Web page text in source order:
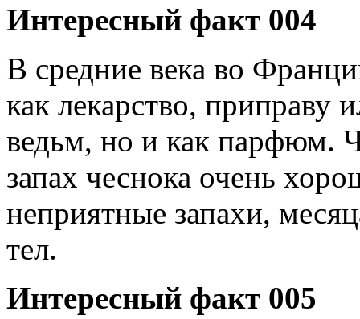
Интересный факт 004
В средние века во
как лекарство, приправу
ведьм, но и как парфюм.
запах чеснока очень
неприятные запахи,
тел.
Интересный факт 005